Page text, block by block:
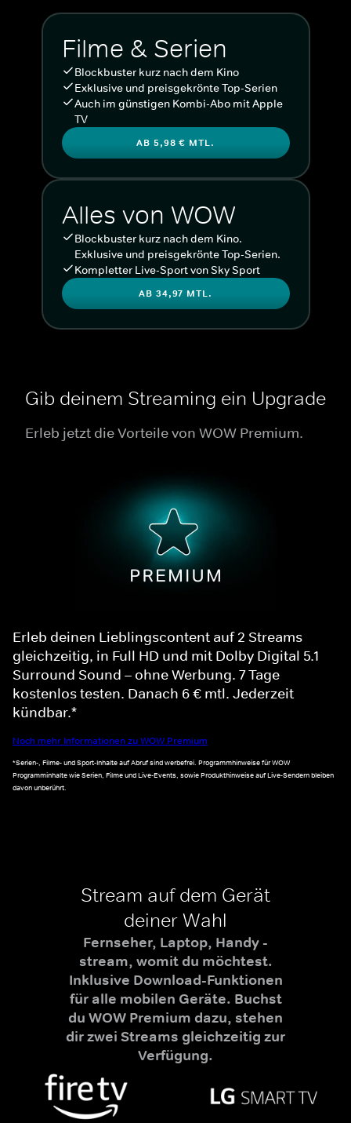
Filme & Serien
Blockbuster kurz nach dem Kino
Exklusive und preisgekrönte Top-Serien
Auch im günstigen Kombi-Abo mit Apple
TV
AB 5,98 € MTL.
Alles von WOW
Blockbuster kurz nach dem Kino.
Exklusive und preisgekrönte Top-Serien.
Kompletter Live-Sport von Sky Sport
AB 34,97 MTL.
Gib deinem Streaming ein Upgrade
Erleb jetzt die Vorteile von WOW Premium.
Erleb deinen Lieblingscontent auf 2 Streams
gleichzeitig, in Full HD und mit Dolby Digital 5.1
Surround Sound – ohne Werbung. 7 Tage
kostenlos testen. Danach 6 € mtl. Jederzeit
kündbar.*
Noch mehr Informationen zu WOW Premium
*Serien-, Filme- und Sport-Inhalte auf Abruf sind werbefrei. Programmhinweise für WOW
Programminhalte wie Serien, Filme und Live-Events, sowie Produkthinweise auf Live-Sendern bleiben
davon unberührt.
Stream auf dem Gerät
deiner Wahl
Fernseher, Laptop, Handy -
stream, womit du möchtest.
Inklusive Download-Funktionen
für alle mobilen Geräte. Buchst
du WOW Premium dazu, stehen
dir zwei Streams gleichzeitig zur
Verfügung.